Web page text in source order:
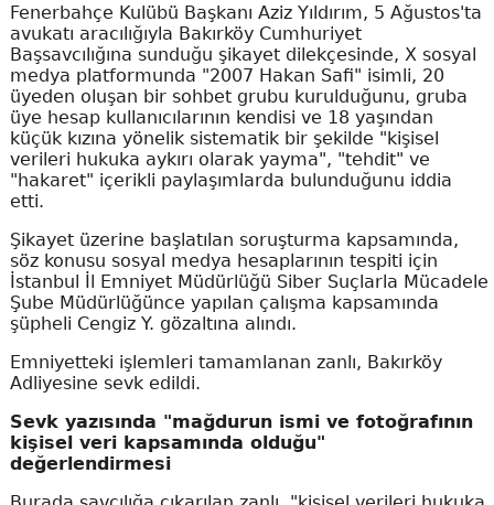
Fenerbahçe Kulübü Başkanı Aziz Yıldırım, 5 Ağustos'ta
avukatı aracılığıyla Bakırköy Cumhuriyet
Başsavcılığına sunduğu şikayet dilekçesinde, X sosyal
medya platformunda "2007 Hakan Safi" isimli, 20
üyeden oluşan bir sohbet grubu kurulduğunu, gruba
üye hesap kullanıcılarının kendisi ve 18 yaşından
küçük kızına yönelik sistematik bir şekilde "kişisel
verileri hukuka aykırı olarak yayma", "tehdit" ve
"hakaret" içerikli paylaşımlarda bulunduğunu iddia
etti.
Şikayet üzerine başlatılan soruşturma kapsamında,
söz konusu sosyal medya hesaplarının tespiti için
İstanbul İl Emniyet Müdürlüğü Siber Suçlarla Mücadele
Şube Müdürlüğünce yapılan çalışma kapsamında
şüpheli Cengiz Y. gözaltına alındı.
Emniyetteki işlemleri tamamlanan zanlı, Bakırköy
Adliyesine sevk edildi.
Sevk yazısında "mağdurun ismi ve fotoğrafının
kişisel veri kapsamında olduğu"
değerlendirmesi